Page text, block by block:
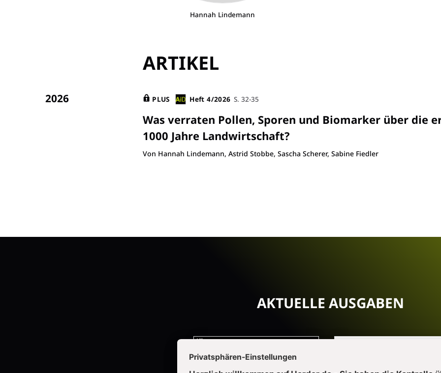
Hannah Lindemann
ARTIKEL
2026 PLUS Heft 4/2026 S. 32-35
Was verraten Pollen, Sporen und Biomarker über die
1000 Jahre Landwirtschaft?
Von Hannah Lindemann, Astrid Stobbe, Sascha Scherer, Sabine Fiedler
AKTUELLE AUSGABEN